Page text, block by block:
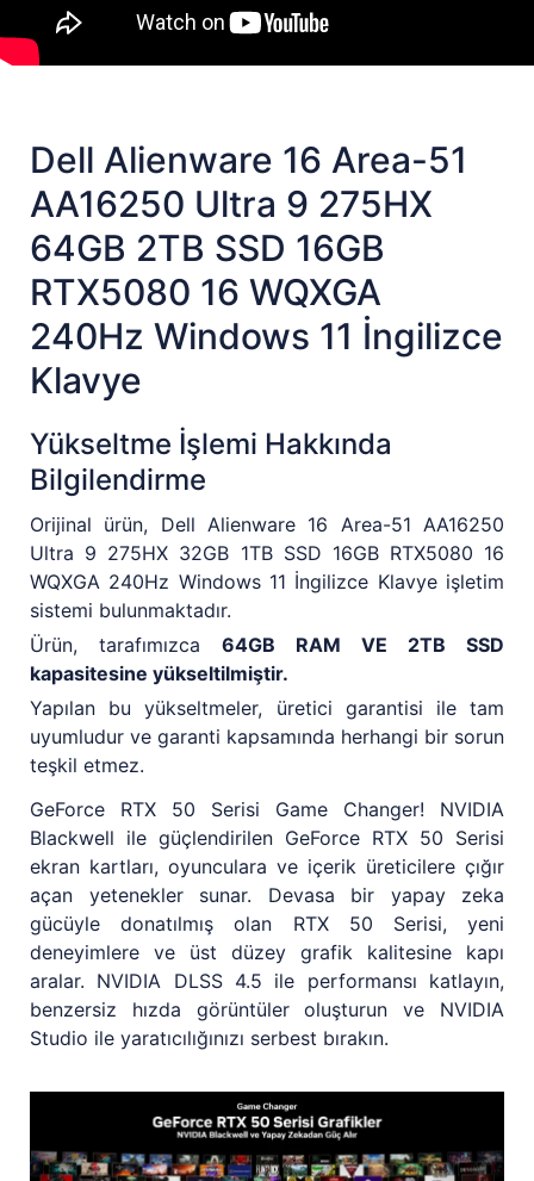
Dell Alienware 16 Area-51
AA16250 Ultra 9 275HX
64GB 2TB SSD 16GB
RTX5080 16 WQXGA
240Hz Windows 11 İngilizce
Klavye
Yükseltme İşlemi Hakkında
Bilgilendirme
Orijinal ürün, Dell Alienware 16 Area-51 AA16250
Ultra 9 275HX 32GB 1TB SSD 16GB RTX5080 16
WQXGA 240Hz Windows 11 İngilizce Klavye işletim
sistemi bulunmaktadır.
Ürün, tarafımızca 64GB RAM VE 2TB SSD
kapasitesine yükseltilmiştir.
Yapılan bu yükseltmeler, üretici garantisi ile tam
uyumludur ve garanti kapsamında herhangi bir sorun
teşkil etmez.
GeForce RTX 50 Serisi Game Changer! NVIDIA
Blackwell ile güçlendirilen GeForce RTX 50 Serisi
ekran kartları, oyunculara ve içerik üreticilere çığır
açan yetenekler sunar. Devasa bir yapay zeka
gücüyle donatılmış olan RTX 50 Serisi, yeni
deneyimlere ve üst düzey grafik kalitesine kapı
aralar. NVIDIA DLSS 4.5 ile performansı katlayın,
benzersiz hızda görüntüler oluşturun ve NVIDIA
Studio ile yaratıcılığınızı serbest bırakın.